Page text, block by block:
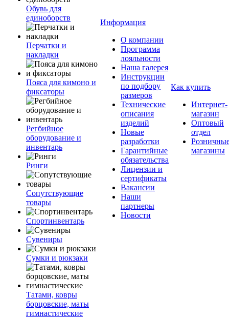
Обувь для
единоборств
Перчатки и
накладки
Пояса для кимоно и
фиксаторы
Регбийное
оборудование и
инвентарь
Ринги
Сопутствующие
товары
Спортинвентарь
Сувениры
Сумки и рюкзаки
Татами, ковры
борцовские, маты
гимнастические
Информация
О компании
Программа
лояльности
Наша галерея
Инструкции
по подбору
размеров
Технические
описания
изделий
Новые
разработки
Гарантийные
обязательства
Лицензии и
сертификаты
Вакансии
Наши
партнеры
Новости
Как купить
Интернет-
магазин
Оптовый
отдел
магазины